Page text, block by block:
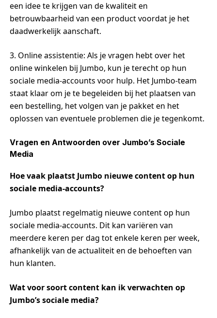
een idee te krijgen van de kwaliteit en
betrouwbaarheid van een product voordat je het
daadwerkelijk aanschaft.
3. Online assistentie: Als je vragen hebt over het
online winkelen bij Jumbo, kun je terecht op hun
sociale media-accounts voor hulp. Het Jumbo-team
staat klaar om je te begeleiden bij het plaatsen van
een bestelling, het volgen van je pakket en het
oplossen van eventuele problemen die je tegenkomt.
Vragen en Antwoorden over Jumbo’s Sociale
Media
Hoe vaak plaatst Jumbo nieuwe content op hun
sociale media-accounts?
Jumbo plaatst regelmatig nieuwe content op hun
sociale media-accounts. Dit kan variëren van
meerdere keren per dag tot enkele keren per week,
afhankelijk van de actualiteit en de behoeften van
hun klanten.
Wat voor soort content kan ik verwachten op
Jumbo’s sociale media?